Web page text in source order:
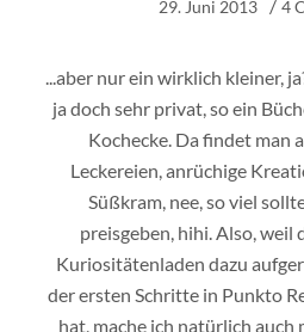
29. Juni 2013 4
...aber nur ein wirklich kleiner,
ja doch sehr privat, so ein
Kochecke. Da findet man
Leckereien, anrüchige
Süßkram, nee, so viel
preisgeben, hihi. Also, weil
Kuriositätenladen dazu
der ersten Schritte in Punkto
hat, mache ich natürlich auch